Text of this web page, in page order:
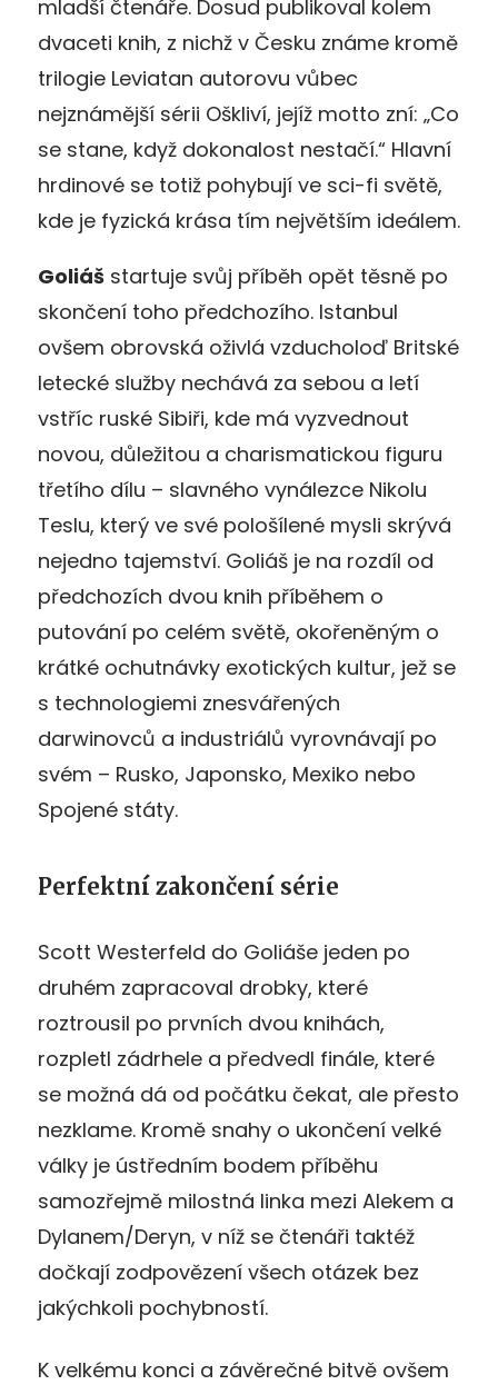
mladší čtenáře. Dosud publikoval kolem
dvaceti knih, z nichž v Česku známe kromě
trilogie Leviatan autorovu vůbec
nejznámější sérii Oškliví, jejíž motto zní: „Co
se stane, když dokonalost nestačí.“ Hlavní
hrdinové se totiž pohybují ve sci-fi světě,
kde je fyzická krása tím největším ideálem.
Goliáš startuje svůj příběh opět těsně po
skončení toho předchozího. Istanbul
ovšem obrovská oživlá vzducholoď Britské
letecké služby nechává za sebou a letí
vstříc ruské Sibiři, kde má vyzvednout
novou, důležitou a charismatickou figuru
třetího dílu – slavného vynálezce Nikolu
Teslu, který ve své pološílené mysli skrývá
nejedno tajemství. Goliáš je na rozdíl od
předchozích dvou knih příběhem o
putování po celém světě, okořeněným o
krátké ochutnávky exotických kultur, jež se
s technologiemi znesvářených
darwinovců a industriálů vyrovnávají po
svém – Rusko, Japonsko, Mexiko nebo
Spojené státy.
Perfektní zakončení série
Scott Westerfeld do Goliáše jeden po
druhém zapracoval drobky, které
roztrousil po prvních dvou knihách,
rozpletl zádrhele a předvedl finále, které
se možná dá od počátku čekat, ale přesto
nezklame. Kromě snahy o ukončení velké
války je ústředním bodem příběhu
samozřejmě milostná linka mezi Alekem a
Dylanem/Deryn, v níž se čtenáři taktéž
dočkají zodpovězení všech otázek bez
jakýchkoli pochybností.
K velkému konci a závěrečné bitvě ovšem